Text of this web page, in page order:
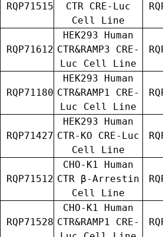
RQP71515
CTR CRE-Luc
Cell Line
RQP71612
HEK293 Human
CTR&RAMP3 CRE-
Luc Cell Line
RQP71180
HEK293 Human
CTR&RAMP1 CRE-
Luc Cell Line
RQP71427
HEK293 Human
CTR-KO CRE-Luc
Cell Line
RQP71512
CHO-K1 Human
CTR β-Arrestin
Cell Line
RQP71528
CHO-K1 Human
CTR&RAMP1 CRE-